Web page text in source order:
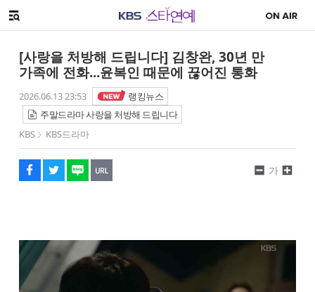
메뉴 열기
[사랑을 처방해 드립니다] 김창완, 30년 만
가족에 전화...윤복인 때문에 끊어진 통화
2026.06.13 23:53
랭킹뉴스
주말드라마 사랑을 처방해 드립니다
KBS
KBS드라마
페이스북
트위터
네이버
URL복사
글씨 작게보기
가
글씨 크게보기